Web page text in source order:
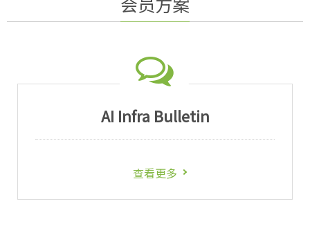
AI Infra Bulletin
查看更多